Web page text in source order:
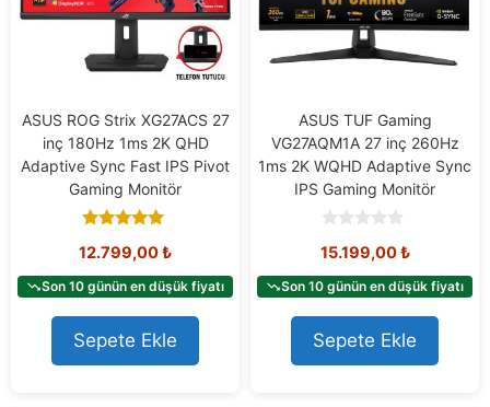
ASUS ROG Strix XG27ACS 27
inç 180Hz 1ms 2K QHD
Adaptive Sync Fast IPS Pivot
Gaming Monitör
out of 5
12.799,00₺
Son 10 günün en düşük fiyatı
Sepete Ekle
ASUS TUF Gaming
VG27AQM1A 27 inç 260Hz
1ms 2K WQHD Adaptive Sync
IPS Gaming Monitör
o
t
o
f
5
15.199,00₺
Son 10 günün en düşük fiyatı
Sepete Ekle